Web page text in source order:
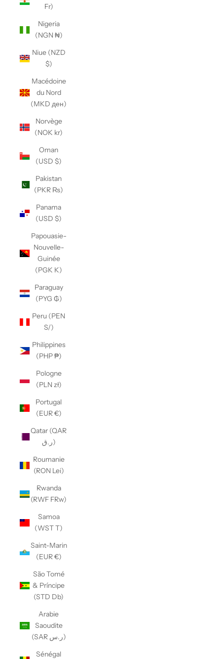
Fr)
Nigeria
(NGN ₦)
Niue (NZD
$)
Macédoine
du Nord
(MKD ден)
Norvège
(NOK kr)
Oman
(USD $)
Pakistan
(PKR ₨)
Panama
(USD $)
Papouasie-
Nouvelle-
Guinée
(PGK K)
Paraguay
(PYG ₲)
Peru (PEN
S/)
Philippines
(PHP ₱)
Pologne
(PLN zł)
Portugal
(EUR €)
Qatar (QAR
ر.ق)
Roumanie
(RON Lei)
Rwanda
(RWF FRw)
Samoa
(WST T)
Saint-Marin
(EUR €)
São Tomé
& Príncipe
(STD Db)
Arabie
Saoudite
(SAR ر.س)
Sénégal